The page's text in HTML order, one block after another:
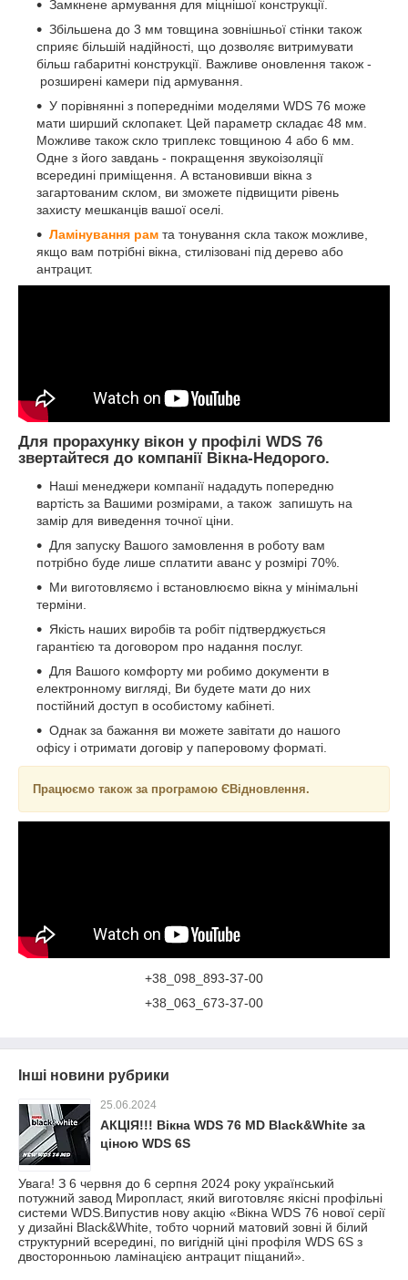
Замкнене армування для міцнішої конструкції.
Збільшена до 3 мм товщина зовнішньої стінки також
сприяє більшій надійності, що дозволяє витримувати
більш габаритні конструкції. Важливе оновлення також -
розширені камери під армування.
У порівнянні з попередніми моделями WDS 76 може
мати ширший склопакет. Цей параметр складає 48 мм.
Можливе також скло триплекс товщиною 4 або 6 мм.
Одне з його завдань - покращення звукоізоляції
всередині приміщення. А встановивши вікна з
загартованим склом, ви зможете підвищити рівень
захисту мешканців вашої оселі.
Ламінування рам та тонування скла також можливе,
якщо вам потрібні вікна, стилізовані під дерево або
антрацит.
Для прорахунку вікон у профілі WDS 76
звертайтеся до компанії Вікна-Недорого.
Наші менеджери компанії нададуть попередню
вартість за Вашими розмірами, а також запишуть на
замір для виведення точної ціни.
Для запуску Вашого замовлення в роботу вам
потрібно буде лише сплатити аванс у розмірі 70%.
Ми виготовляємо і встановлюємо вікна у мінімальні
терміни.
Якість наших виробів та робіт підтверджується
гарантією та договором про надання послуг.
Для Вашого комфорту ми робимо документи в
електронному вигляді, Ви будете мати до них
постійний доступ в особистому кабінеті.
Однак за бажання ви можете завітати до нашого
офісу і отримати договір у паперовому форматі.
Працюємо також за програмою ЄВідновлення.
+38_098_893-37-00
+38_063_673-37-00
Інші новини рубрики
25.06.2024
АКЦІЯ!!! Вікна WDS 76 MD Black&White за
ціною WDS 6S
Увага! З 6 червня до 6 серпня 2024 року український
потужний завод Миропласт, який виготовляє якісні профільні
системи WDS.Випустив нову акцію «Вікна WDS 76 нової серії
у дизайні Black&White, тобто чорний матовий зовні й білий
структурний всередині, по вигідній ціні профіля WDS 6S з
двосторонньою ламінацією антрацит піщаний».